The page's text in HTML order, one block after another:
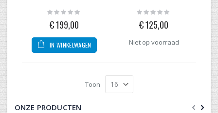
Rating:
0%
€ 199,00
IN WINKELWAGEN
Rating:
0%
€ 125,00
Niet op voorraad
Toon
ONZE PRODUCTEN